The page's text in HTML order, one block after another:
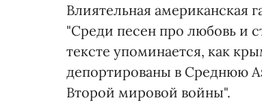
Влиятельная американская
"Среди песен про любовь и
тексте упоминается, как
депортированы в Среднюю
Второй мировой войны".